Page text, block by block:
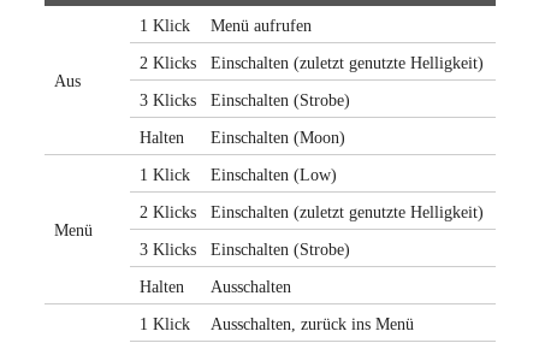
Aus
1 Klick
Menü aufrufen
2 Klicks
Einschalten (zuletzt genutzte Helligkeit)
3 Klicks
Einschalten (Strobe)
Halten
Einschalten (Moon)
Menü
1 Klick
Einschalten (Low)
2 Klicks
Einschalten (zuletzt genutzte Helligkeit)
3 Klicks
Einschalten (Strobe)
Halten
Ausschalten
1 Klick
Ausschalten, zurück ins Menü